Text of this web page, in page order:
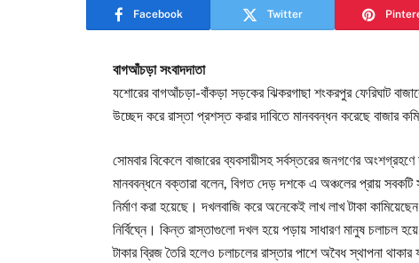
Facebook Twitter
বাগআঁচড়া সংবাদদাতা
যশোরের বাগআঁচড়া-বাঁকড়া সড়কের ঝিকরগাছা শংকরপুর ফেরিঘাট
উচ্ছেদ করে রাস্তা প্রশস্ত করার দাবিতে মানববন্ধন করেছে বাজার
সোমবার বিকেলে বাজারের ব্যবসায়ীসহ সর্বস্তরের জনগণের
মানববন্ধনে বক্তারা বলেন, বিগত দেড় দশকে এ অঞ্চলের প্রায় সবকটি
নির্মাণ করা হয়েছে। দখলবাজি করে অনেকেই লাখ লাখ টাকা
নির্বিঘ্নে। কিন্ত রাস্তাগুলো দখল হয়ে পড়ায় সাধারণ মানুষ চলাচল
টাকার ব্রিজ তৈরি হলেও চলাচলের রাস্তার পাশে অবৈধ স্থাপনা